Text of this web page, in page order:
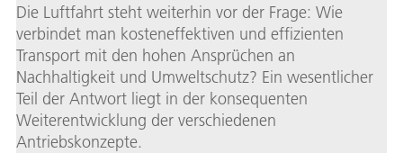
Die Luftfahrt steht weiterhin vor der Frage: Wie
verbindet man kosteneffektiven und effizienten
Transport mit den hohen Ansprüchen an
Nachhaltigkeit und Umweltschutz? Ein wesentlicher
Teil der Antwort liegt in der konsequenten
Weiterentwicklung der verschiedenen
Antriebskonzepte.